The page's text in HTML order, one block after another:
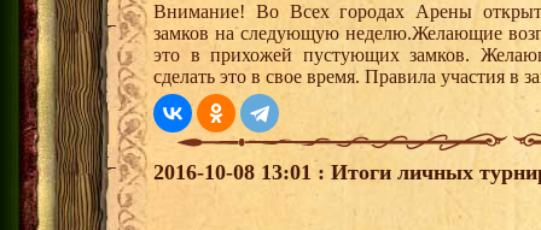
Внимание! Во Всех городах Арены
замков на следующую неделю.Желающие
это в прихожей пустующих замков.
сделать это в свое время. Правила участия в
2016-10-08 13:01 : Итоги личных